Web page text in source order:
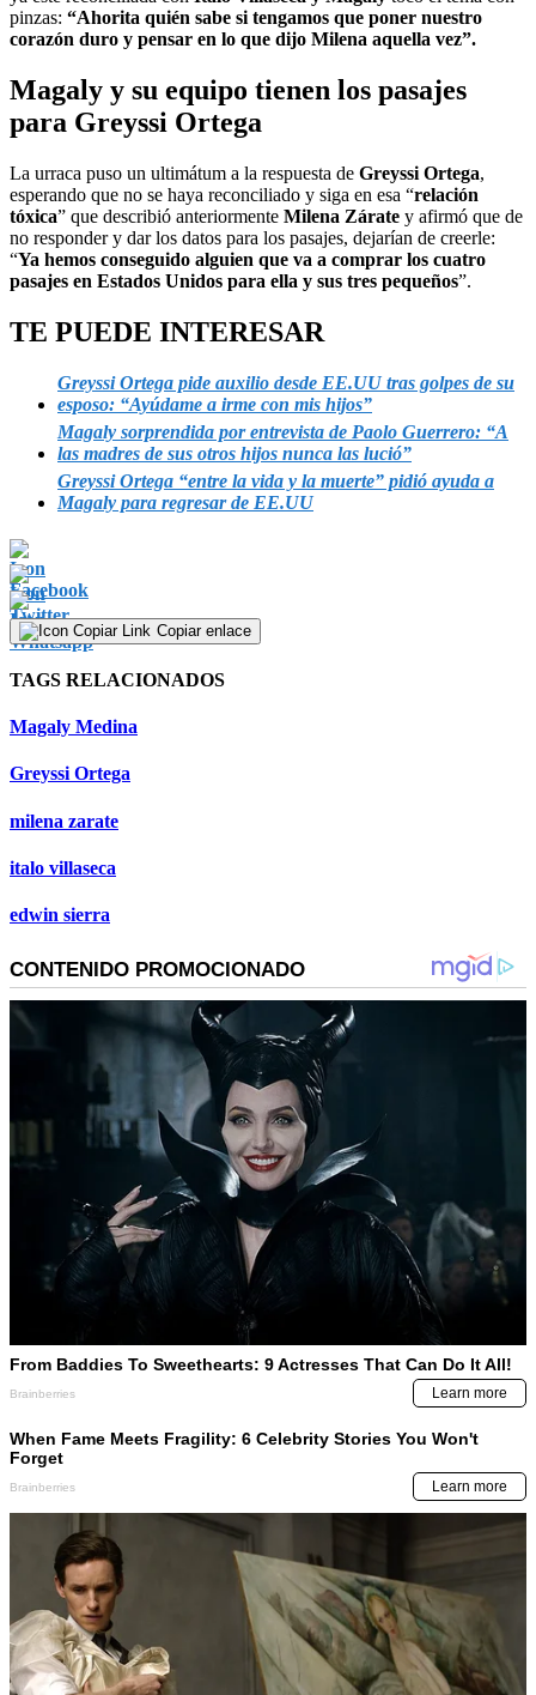
pinzas: “Ahorita quién sabe si tengamos que poner nuestro
corazón duro y pensar en lo que dijo Milena aquella vez”.
Magaly y su equipo tienen los pasajes
para Greyssi Ortega
La urraca puso un ultimátum a la respuesta de Greyssi Ortega,
esperando que no se haya reconciliado y siga en esa “relación
tóxica” que describió anteriormente Milena Zárate y afirmó que de
no responder y dar los datos para los pasajes, dejarían de creerle:
“Ya hemos conseguido alguien que va a comprar los cuatro
pasajes en Estados Unidos para ella y sus tres pequeños”.
TE PUEDE INTERESAR
Greyssi Ortega pide auxilio desde EE.UU tras golpes de su
esposo: “Ayúdame a irme con mis hijos”
Magaly sorprendida por entrevista de Paolo Guerrero: “A
las madres de sus otros hijos nunca las lució”
Greyssi Ortega “entre la vida y la muerte” pidió ayuda a
Magaly para regresar de EE.UU
Copiar enlace
TAGS RELACIONADOS
Magaly Medina
Greyssi Ortega
milena zarate
italo villaseca
edwin sierra